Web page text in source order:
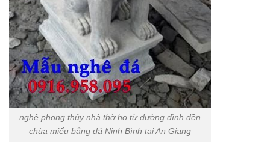
nghê phong thủy nhà thờ họ từ đường đình đền
chùa miếu bằng đá Ninh Bình tại An Giang